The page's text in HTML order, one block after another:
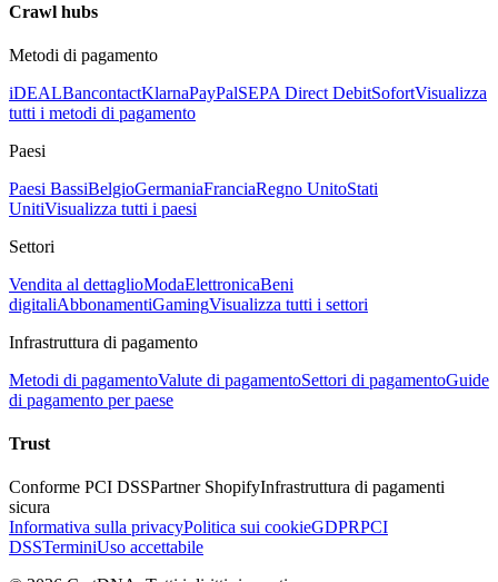
Crawl hubs
Metodi di pagamento
iDEALBancontactKlarnaPayPalSEPA Direct DebitSofortVisualizza
tutti i metodi di pagamento
Paesi
Paesi BassiBelgioGermaniaFranciaRegno UnitoStati
UnitiVisualizza tutti i paesi
Settori
Vendita al dettaglioModaElettronicaBeni
digitaliAbbonamentiGamingVisualizza tutti i settori
Infrastruttura di pagamento
Metodi di pagamentoValute di pagamentoSettori di pagamentoGuide
di pagamento per paese
Trust
Conforme PCI DSSPartner ShopifyInfrastruttura di pagamenti
sicura
Informativa sulla privacyPolitica sui cookieGDPRPCI
DSSTerminiUso accettabile